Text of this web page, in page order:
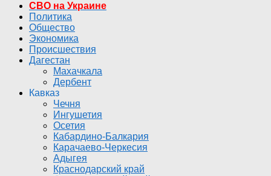
СВО на Украине
Политика
Общество
Экономика
Происшествия
Дагестан
Махачкала
Дербент
Кавказ
Чечня
Ингушетия
Осетия
Кабардино-Балкария
Карачаево-Черкесия
Адыгея
Краснодарский край